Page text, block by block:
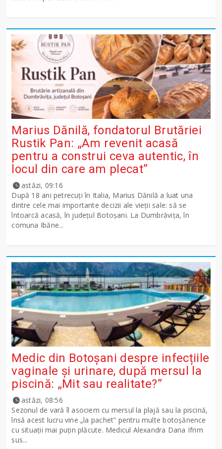
Marius Dănilă, fondatorul Brutăriei
Rustik Pan: „Am revenit acasă
pentru a construi ceva autentic, în
locul din care am plecat”
astăzi, 09:16
După 18 ani petrecuți în Italia, Marius Dănilă a luat una
dintre cele mai importante decizii ale vieții sale: să se
întoarcă acasă, în județul Botoșani. La Dumbrăvița, în
comuna Ibăne...
Medic din Botoșani despre infecțiile
vaginale și urinare, după mersul la
piscină: „Mit sau realitate?”
astăzi, 08:56
Sezonul de vară îl asociem cu mersul la plajă sau la piscină,
însă acest lucru vine „la pachet” pentru multe botoșănence
cu situații mai puțin plăcute. Medicul Alexandra Dana Ifrim
sus...